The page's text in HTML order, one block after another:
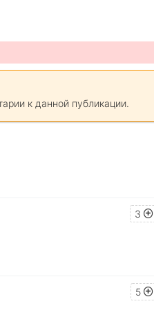
к данной публикации.
3
5